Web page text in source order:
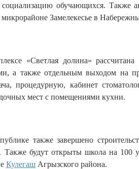
социализацию обучающихся.
Замелекесье в
«Светлая долина»
а также отдельным выходом на
процедурную, кабинет
мест с помещениями кухни.
также завершено
Также будут открыты школа на
Кулегаш Агрызского района.